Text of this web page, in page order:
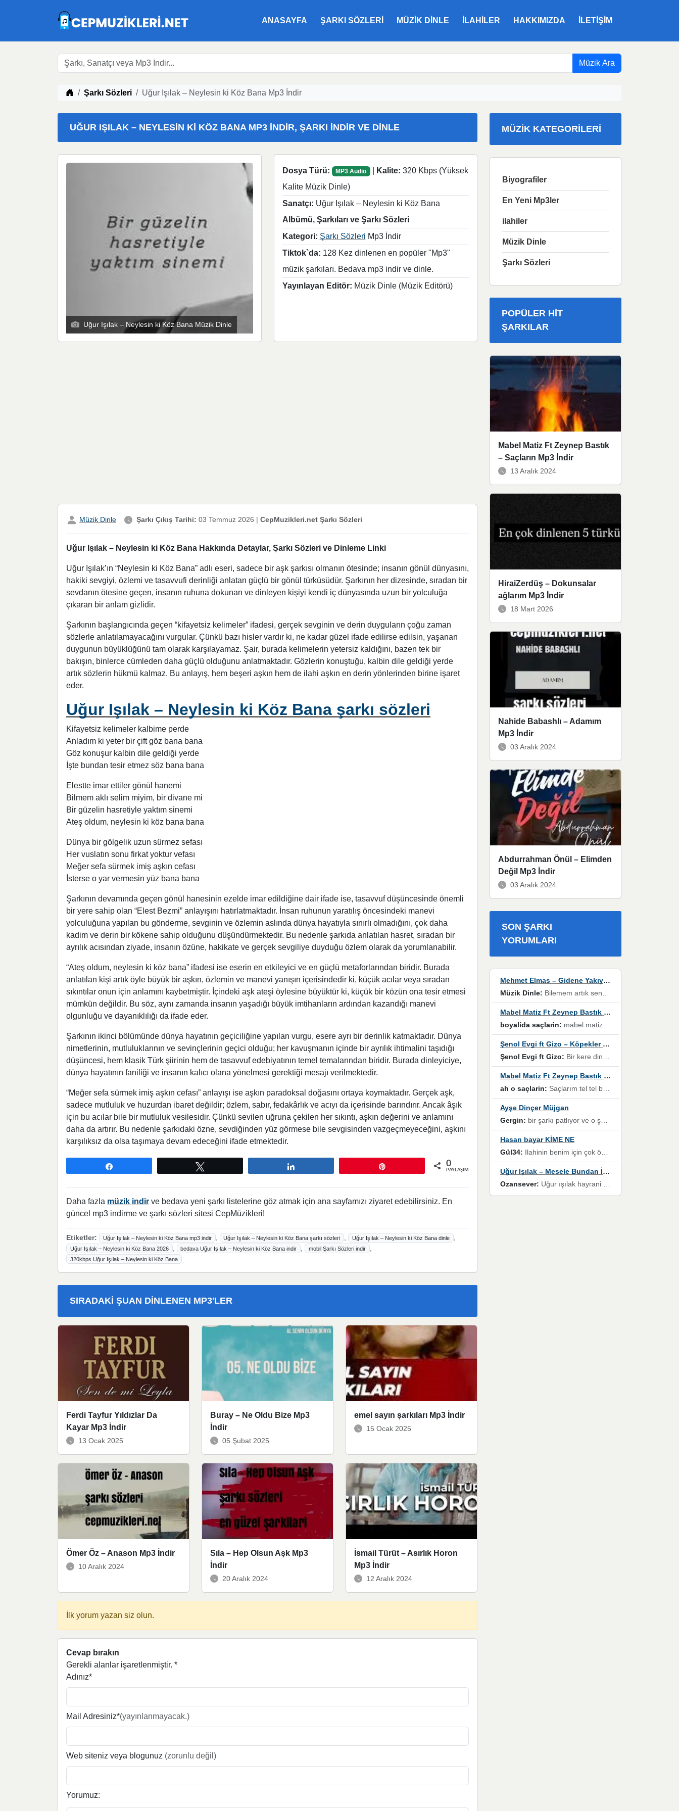
ANASAYFA ŞARKI SÖZLERI MÜZIK DINLE ILAHILER HAKKIMIZDA İLETIŞIM
Müzik Ara
Müzik indir
Şarkı Sözleri Uğur Işılak – Neylesin ki Köz Bana Mp3 İndir
UĞUR IŞILAK – NEYLESIN KI KÖZ BANA MP3 İNDIR, ŞARKI İNDIR VE DINLE
Uğur Işılak – Neylesin ki Köz Bana Müzik Dinle
Dosya Türü: MP3 Audio Kalite: 320 Kbps (Yüksek
Kalite Müzik Dinle)
Sanatçı: Uğur Işılak – Neylesin ki Köz Bana
Albümü, Şarkıları ve Şarkı Sözleri
Kategori: Şarkı Sözleri Mp3 İndir
Tiktok`da: 128 Kez dinlenen en popüler "Mp3"
müzik şarkıları. Bedava mp3 indir ve dinle.
Yayınlayan Editör: Müzik Dinle (Müzik Editörü)
Müzik Dinle Şarkı Çıkış Tarihi: 03 Temmuz 2026 | CepMuzikleri.net Şarkı Sözleri
Uğur Işılak – Neylesin ki Köz Bana Hakkında Detaylar, Şarkı Sözleri ve Dinleme Linki
Uğur Işılak’ın “Neylesin ki Köz Bana” adlı eseri, sadece bir aşk şarkısı olmanın ötesinde; insanın gönül dünyasını,
hakiki sevgiyi, özlemi ve tasavvufi derinliği anlatan güçlü bir gönül türküsüdür. Şarkının her dizesinde, sıradan bir
sevdanın ötesine geçen, insanın ruhuna dokunan ve dinleyen kişiyi kendi iç dünyasında uzun bir yolculuğa
çıkaran bir anlam gizlidir.
Şarkının başlangıcında geçen “kifayetsiz kelimeler” ifadesi, gerçek sevginin ve derin duyguların çoğu zaman
sözlerle anlatılamayacağını vurgular. Çünkü bazı hisler vardır ki, ne kadar güzel ifade edilirse edilsin, yaşanan
duygunun büyüklüğünü tam olarak karşılayamaz. Şair, burada kelimelerin yetersiz kaldığını, bazen tek bir
bakışın, binlerce cümleden daha güçlü olduğunu anlatmaktadır. Gözlerin konuştuğu, kalbin dile geldiği yerde
artık sözlerin hükmü kalmaz. Bu anlayış, hem beşeri aşkın hem de ilahi aşkın en derin yönlerinden birine işaret
eder.
Uğur Işılak – Neylesin ki Köz Bana şarkı sözleri
Kifayetsiz kelimeler kalbime perde
Anladım ki yeter bir çift göz bana bana
Göz konuşur kalbin dile geldiği yerde
İşte bundan tesir etmez söz bana bana
Elestte imar ettiler gönül hanemi
Bilmem aklı selim miyim, bir divane mi
Bir güzelin hasretiyle yaktım sinemi
Ateş oldum, neylesin ki köz bana bana
Dünya bir gölgelik uzun sürmez sefası
Her vuslatın sonu firkat yoktur vefası
Meğer sefa sürmek imiş aşkın cefası
İsterse o yar vermesin yüz bana bana
Şarkının devamında geçen gönül hanesinin ezelde imar edildiğine dair ifade ise, tasavvuf düşüncesinde önemli
bir yere sahip olan “Elest Bezmi” anlayışını hatırlatmaktadır. İnsan ruhunun yaratılış öncesindeki manevi
yolculuğuna yapılan bu gönderme, sevginin ve özlemin aslında dünya hayatıyla sınırlı olmadığını, çok daha
kadim ve derin bir kökene sahip olduğunu düşündürmektedir. Bu nedenle şarkıda anlatılan hasret, sıradan bir
ayrılık acısından ziyade, insanın özüne, hakikate ve gerçek sevgiliye duyduğu özlem olarak da yorumlanabilir.
“Ateş oldum, neylesin ki köz bana” ifadesi ise eserin en etkileyici ve en güçlü metaforlarından biridir. Burada
anlatılan kişi artık öyle büyük bir aşkın, özlemin ve manevi yanışın içerisindedir ki, küçük acılar veya sıradan
sıkıntılar onun için anlamını kaybetmiştir. İçindeki aşk ateşi öylesine büyüktür ki, küçük bir közün ona tesir etmesi
mümkün değildir. Bu söz, aynı zamanda insanın yaşadığı büyük imtihanların ardından kazandığı manevi
olgunluğu ve dayanıklılığı da ifade eder.
Şarkının ikinci bölümünde dünya hayatının geçiciliğine yapılan vurgu, esere ayrı bir derinlik katmaktadır. Dünya
nimetlerinin, mutluluklarının ve sevinçlerinin geçici olduğu; her kavuşmanın içinde bir ayrılık ihtimalini taşıdığı
düşüncesi, hem klasik Türk şiirinin hem de tasavvuf edebiyatının temel temalarından biridir. Burada dinleyiciye,
dünya hayatının faniliği ve insanın kalıcı olana yönelmesi gerektiği mesajı verilmektedir.
“Meğer sefa sürmek imiş aşkın cefası” anlayışı ise aşkın paradoksal doğasını ortaya koymaktadır. Gerçek aşk,
sadece mutluluk ve huzurdan ibaret değildir; özlem, sabır, fedakârlık ve acıyı da içerisinde barındırır. Ancak âşık
için bu acılar bile bir mutluluk vesilesidir. Çünkü sevilen uğruna çekilen her sıkıntı, aşkın değerini ve anlamını
daha da artırır. Bu nedenle şarkıdaki özne, sevdiğinden yüz görmese bile sevgisinden vazgeçmeyeceğini, aşkını
karşılıksız da olsa taşımaya devam edeceğini ifade etmektedir.
0
PAYLAŞIMLAR
Daha fazla müzik indir ve bedava yeni şarkı listelerine göz atmak için ana sayfamızı ziyaret edebilirsiniz. En
güncel mp3 indirme ve şarkı sözleri sitesi CepMüzikleri!
Etiketler: Uğur Işılak – Neylesin ki Köz Bana mp3 indir , Uğur Işılak – Neylesin ki Köz Bana şarkı sözleri , Uğur Işılak – Neylesin ki Köz Bana dinle ,
Uğur Işılak – Neylesin ki Köz Bana 2026 , bedava Uğur Işılak – Neylesin ki Köz Bana indir , mobil Şarkı Sözleri indir ,
320kbps Uğur Işılak – Neylesin ki Köz Bana
SIRADAKI ŞUAN DINLENEN MP3'LER
Ferdi Tayfur Yıldızlar Da
Kayar Mp3 İndir
13 Ocak 2025
Buray – Ne Oldu Bize Mp3
İndir
05 Şubat 2025
emel sayın şarkıları Mp3 İndir
15 Ocak 2025
Ömer Öz – Anason Mp3 İndir
10 Aralık 2024
Sıla – Hep Olsun Aşk Mp3
İndir
20 Aralık 2024
İsmail Türüt – Asırlık Horon
Mp3 İndir
12 Aralık 2024
İlk yorum yazan siz olun.
Cevap bırakın
Gerekli alanlar işaretlenmiştir. *
Adınız*
Mail Adresiniz*(yayınlanmayacak.)
Web siteniz veya blogunuz (zorunlu değil)
Yorumuz:
MÜZIK KATEGORILERI
Biyografiler
En Yeni Mp3ler
ilahiler
Müzik Dinle
Şarkı Sözleri
POPÜLER HIT
ŞARKILAR
Mabel Matiz Ft Zeynep Bastık
– Saçların Mp3 İndir
13 Aralık 2024
HiraiZerdüş – Dokunsalar
ağlarım Mp3 İndir
18 Mart 2026
Nahide Babashlı – Adamım
Mp3 İndir
03 Aralık 2024
Abdurrahman Önül – Elimden
Değil Mp3 İndir
03 Aralık 2024
SON ŞARKI
YORUMLARI
Mehmet Elmas – Gidene Yakıyorum
Müzik Dinle: Bilemem artık senden bir şans daha / Düştüğün zaman ben olmayacağım yanında” dizeleri, artık geçmişin tekrarına izin verilmeyeceğini, kişisel sınırların çizildiğini gösteriyor.
Mabel Matiz Ft Zeynep Bastık – Saçların
boyalida saçlarin: mabel matiz'in maya albümünde yer alan güzellerden. parça da şarkı hani! müzikal altyapısına vurulduğum, sözlerinde kaybolduğum bir parça olmuş.
Şenol Evgi ft Gizo – Köpekler Tanımadıklarına havlar
Şenol Evgi ft Gizo: Bir kere dinlememe rağmen kulaklardan gitmiyor sen sen sen sen kurban ol sen sen sen sen hayran ol yükses ses müzik dinleme sebebisiniz canlar bomba gibi patladınız maşallah
Mabel Matiz Ft Zeynep Bastık – Saçların
ah o saçlarin: Saçlarım tel tel beyazlıyor beyazlagına degil yanımda sen yoksun ona üzülüyorum günler bir bir geçiyor geçen günlere değil sensiz geçen günlere darılıyorum,Dinledikce asla kavusamayacagim ama asla unutamicagim sevdiğim adam için yanar içim
Ayşe Dinçer Müjgan
Gergin: bir şarkı patlıyor ve o şarkıyı millet her paylaşımın altına koyuyor ve öyle bir durum hal alıyor ki şarkıyı dinlemeden şarkıdan bikıyorsun Ama bu enteresan bir şekilde dillere dolanıyor millet olarak seviyoruz dertlerle boğuşurken bir yandan da göbek atmayi))) diyeceklerim bu kadar güzel hoş bir sayfa emeğinize sağlık arkadaşlar kolay gelsin
Hasan bayar KİME NE
Gül34: Ilahinin benim için çok özel bir yeri var İlk çıktığında komşum ne kadar yüksek sesle dinliyorsa orada duymuştum ve YouTube'dan aratıp Bu ilahiyi bulmuştum ve sonra müdavimi oldum günlük Ben de 3-5 kere dinleyip ezberleyip artık ilahiye bende eşlik ediyorum yüksek sesle Allah razı olsun hizmet nimettir Rabbim sizin zahmetlerinize de hayırlı nimetler versin Selam ve dua ile Allah'a emanet olun
Uğur Işılak – Mesele Bundan İbaret
Ozansever: Uğur ışılak hayrani olarak eski yeni tüm eserlerini keyifle huzurla dinleyenlerden birisiyim, emeğine saygı duyan gönül veren bunu en güzel şekilde sevenlerine ulaştıran siz değerli sayfa yöneticilerine de teşekkür ederim